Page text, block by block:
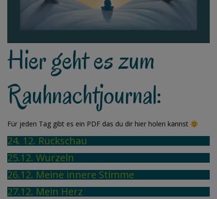
Hier geht es zum
Rauhnachtjournal:
Für jeden Tag gibt es ein PDF das du dir hier holen kannst
24. 12. Rückschau
25.12. Wurzeln
26.12. Meine innere Stimme
27.12. Mein Herz